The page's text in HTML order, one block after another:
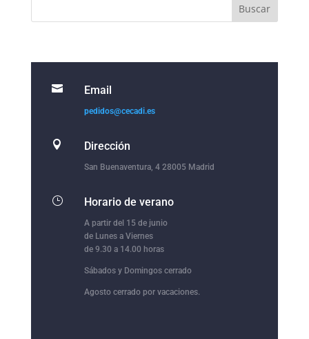
 Email
pedidos@cecadi.es
 Dirección
San Buenaventura, 4 28005 Madrid
} Horario de verano
A partir del 15 de junio
de Lunes a Viernes
de 9.30 a 14.00 horas
Sábados y Domingos cerrado
Agosto cerrado por vacaciones.